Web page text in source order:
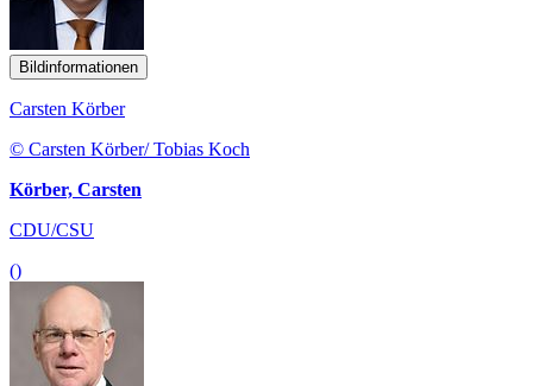
Bildinformationen
Carsten Körber
© Carsten Körber/ Tobias Koch
Körber, Carsten
CDU/CSU
()